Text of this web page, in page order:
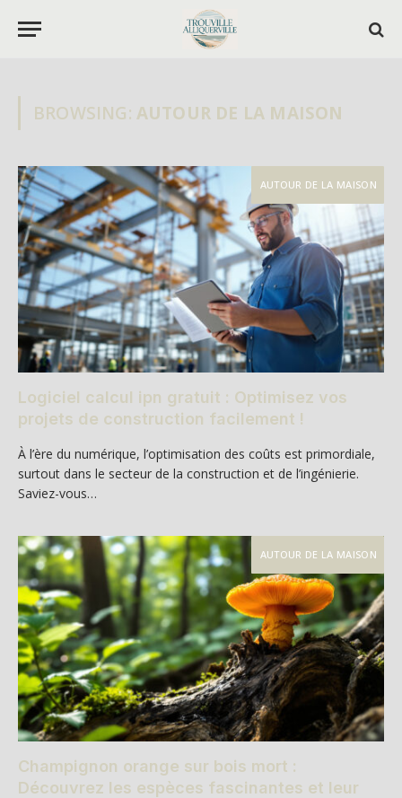
BROWSING: AUTOUR DE LA MAISON
AUTOUR DE LA MAISON
Logiciel calcul ipn gratuit : Optimisez vos
projets de construction facilement !
À l’ère du numérique, l’optimisation des coûts est primordiale,
surtout dans le secteur de la construction et de l’ingénierie.
Saviez-vous…
AUTOUR DE LA MAISON
Champignon orange sur bois mort :
Découvrez les espèces fascinantes et leur